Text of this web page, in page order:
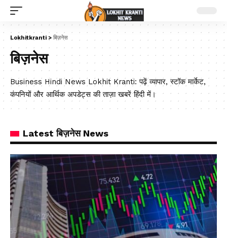
Lokhitkranti > बिज़नेस
बिज़नेस
Business Hindi News Lokhit Kranti: पढ़ें व्यापार, स्टॉक मार्केट,
कंपनियों और आर्थिक अपडेट्स की ताज़ा खबरें हिंदी में।
Latest बिज़नेस News